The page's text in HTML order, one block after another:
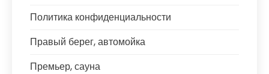
Политика конфиденциальности
Правый берег, автомойка
Премьер, сауна